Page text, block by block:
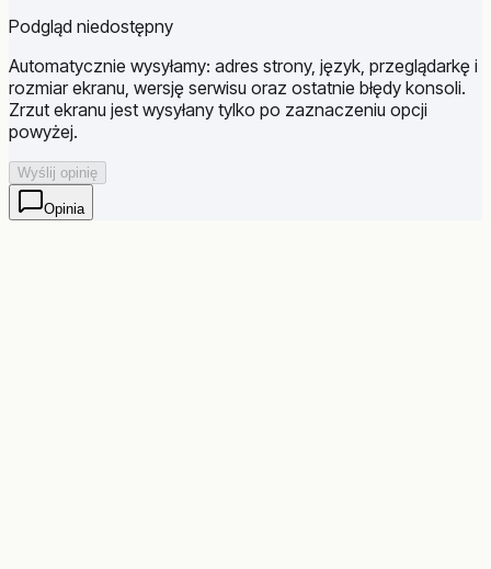
Podgląd niedostępny
Automatycznie wysyłamy: adres strony, język, przeglądarkę i
rozmiar ekranu, wersję serwisu oraz ostatnie błędy konsoli.
Zrzut ekranu jest wysyłany tylko po zaznaczeniu opcji
powyżej.
Wyślij opinię
Opinia